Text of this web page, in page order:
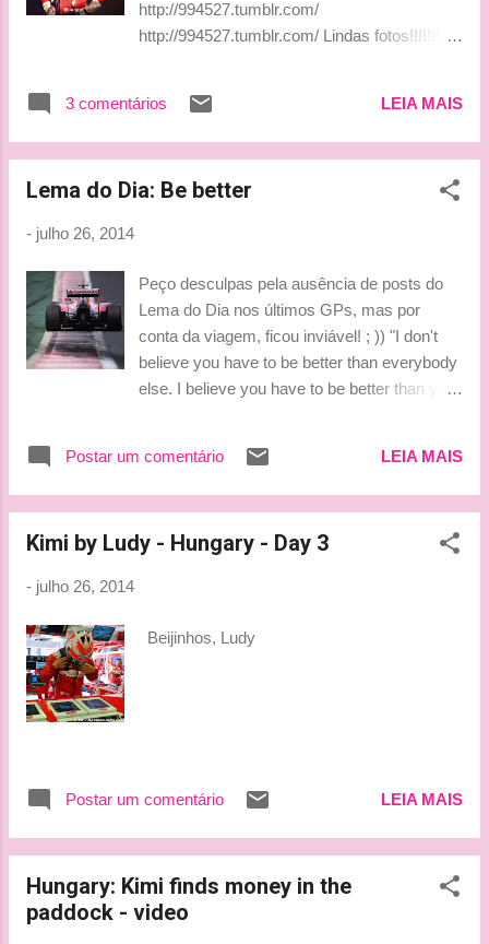
http://994527.tumblr.com/
http://994527.tumblr.com/ Lindas fotos!!!!!!!
3 comentários LEIA MAIS
Lema do Dia: Be better
- julho 26, 2014
Peço desculpas pela ausência de posts do
Lema do Dia nos últimos GPs, mas por
conta da viagem, ficou inviável! ; )) "I don't
believe you have to be better than everybody
else. I believe you have to be better than you
and over again! Bjuss, Tati
Postar um comentário LEIA MAIS
Kimi by Ludy - Hungary - Day 3
- julho 26, 2014
Beijinhos, Ludy
Postar um comentário LEIA MAIS
Hungary: Kimi finds money in the
paddock - video